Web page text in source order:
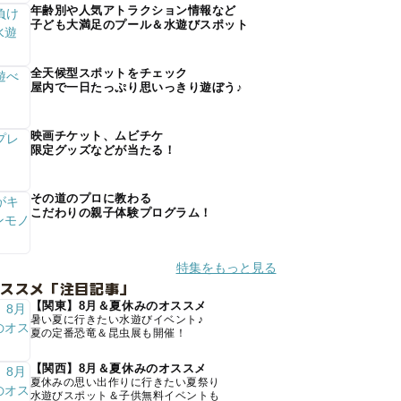
年齢別や人気アトラクション情報など
子ども大満足のプール＆水遊びスポット
全天候型スポットをチェック
屋内で一日たっぷり思いっきり遊ぼう♪
映画チケット、ムビチケ
限定グッズなどが当たる！
その道のプロに教わる
こだわりの親子体験プログラム！
特集をもっと見る
スメ「注目記事」
【関東】8月＆夏休みのオススメ
暑い夏に行きたい水遊びイベント♪
夏の定番恐竜＆昆虫展も開催！
【関西】8月＆夏休みのオススメ
夏休みの思い出作りに行きたい夏祭り
水遊びスポット＆子供無料イベントも